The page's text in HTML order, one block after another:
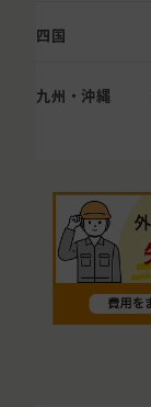
四国
九州・沖縄